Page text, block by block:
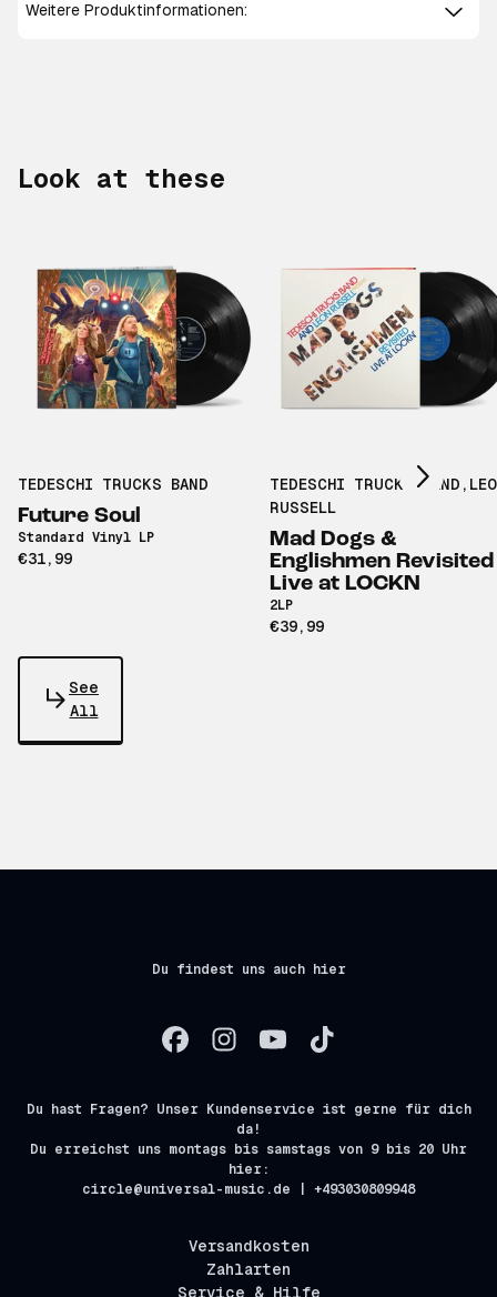
Weitere Produktinformationen:
Look at these
TEDESCHI TRUCKS BAND
Future Soul
Standard Vinyl LP
€31,99
TEDESCHI TRUCKS BAND ,
RUSSELL
Mad Dogs &
Englishmen Revisited
Live at LOCKN
2LP
€39,99
Scroll right
See
All
Du findest uns auch hier
Du hast Fragen? Unser Kundenservice ist gerne für dich
da!
Du erreichst uns montags bis samstags von 9 bis 20 Uhr
hier:
circle@universal-music.de | +493030809948
Versandkosten
Zahlarten
Service & Hilfe